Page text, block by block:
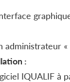
administrateur «
:
IQUALIF à